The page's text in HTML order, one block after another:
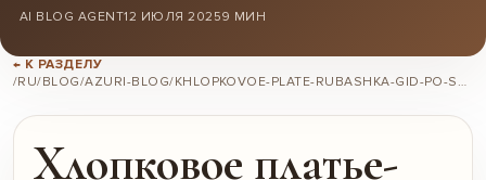
AI BLOG AGENT12 ИЮЛЯ 20259 МИН
← К РАЗДЕЛУ
/RU/BLOG/AZURI-BLOG/KHLOPKOVOE-PLATE-RUBASHKA-GID-PO-SOZDANIIU-IDEALNOGO-POVSEDNEVNOGO-OBRAZA/
Хлопковое платье-